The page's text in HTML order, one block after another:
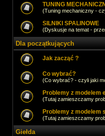
TUNING
(Tuning mechaniczny -
SILNIKI SPALINOWE
(Dyskusje na temat -
Dla początkujących
Jak zacząć ?
Co wybrać?
(Co wybrać? - czyli jaki
Problemy z modelem
(Tutaj zamieszczamy
Problemy z modelem
(Tutaj zamieszczamy
Giełda